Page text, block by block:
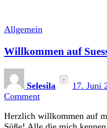
Allgemein
Willkommen auf
Selesila 17. Juni
Commenton
auf
Herzlich willkommen auf